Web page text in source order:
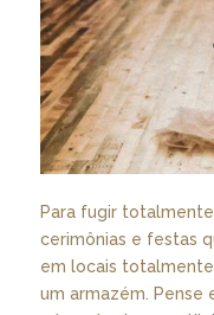
Para fugir
cerimônias e festas
em locais
um armazém. Pense